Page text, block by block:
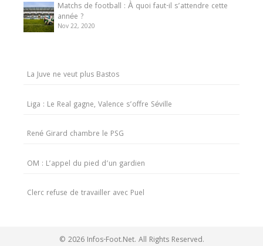
Matchs de football : À quoi faut-il s’attendre cette
année ?
Nov 22, 2020
La Juve ne veut plus Bastos
Liga : Le Real gagne, Valence s’offre Séville
René Girard chambre le PSG
OM : L’appel du pied d’un gardien
Clerc refuse de travailler avec Puel
© 2026 Infos-Foot.Net. All Rights Reserved.